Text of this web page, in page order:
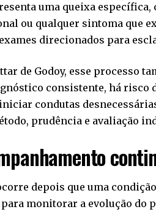
uma queixa
ou qualquer sintoma que
direcionados para
de Godoy, esse processo
consistente, há
condutas
prudência e avaliação
depois que uma
para monitorar a evolução do